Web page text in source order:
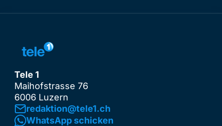
Tele 1
Maihofstrasse 76
6006 Luzern
redaktion@tele1.ch
WhatsApp schicken